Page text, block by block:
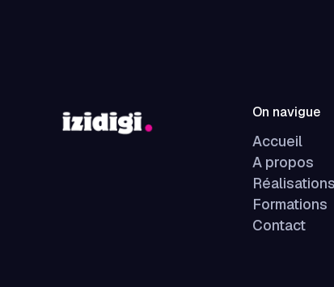
On navigue
Accueil
A propos
Réalisations
Formations
Contact